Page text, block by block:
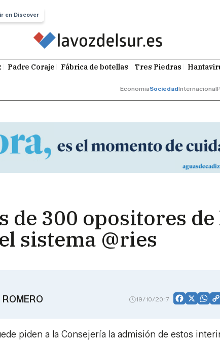
en Discover
Padre Coraje Fábrica de botellas Tres Piedras
EconomíaSociedadInternacional
de 300 opositores
sistema @ries
19/10/2017 Facebook
X
piden a la Consejería la admisión de estos